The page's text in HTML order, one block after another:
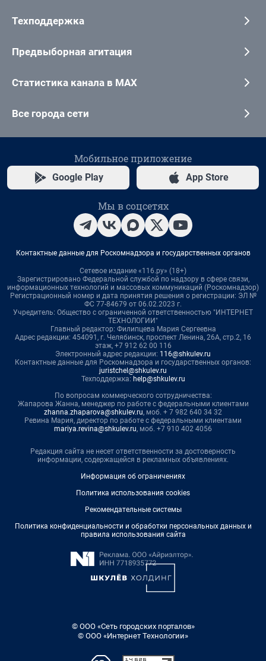
Техподдержка
Предвыборная агитация
Статистика канала в MAX
Все города сети
Мобильное приложение
Google Play App Store
Мы в соцсетях
Контактные данные для Роскомнадзора и государственных органов
Сетевое издание «116.ру» (18+)
Зарегистрировано Федеральной службой по надзору в сфере связи,
информационных технологий и массовых коммуникаций (Роскомнадзор)
Регистрационный номер и дата принятия решения о регистрации: ЭЛ №
ФС 77-84679 от 06.02.2023 г.
Учредитель: Общество с ограниченной ответственностью "ИНТЕРНЕТ
ТЕХНОЛОГИИ"
Главный редактор: Филипцева Мария Сергеевна
Адрес редакции: 454091, г. Челябинск, проспект Ленина, 26А, стр.2, 16
этаж, +7 912 62 00 116
Электронный адрес редакции: 116@shkulev.ru
Контактные данные для Роскомнадзора и государственных органов:
juristchel@shkulev.ru
Техподдержка: help@shkulev.ru
По вопросам коммерческого сотрудничества:
Жапарова Жанна, менеджер по работе с федеральными клиентами
zhanna.zhaparova@shkulev.ru, моб. + 7 982 640 34 32
Ревина Мария, директор по работе с федеральными клиентами
mariya.revina@shkulev.ru, моб. +7 910 402 4056
Редакция сайта не несет ответственности за достоверность
информации, содержащейся в рекламных объявлениях.
Информация об ограничениях
Политика использования cookies
Рекомендательные системы
Политика конфиденциальности и обработки персональных данных и
правила использования сайта
© ООО «Сеть городских порталов»
© ООО «Интернет Технологии»